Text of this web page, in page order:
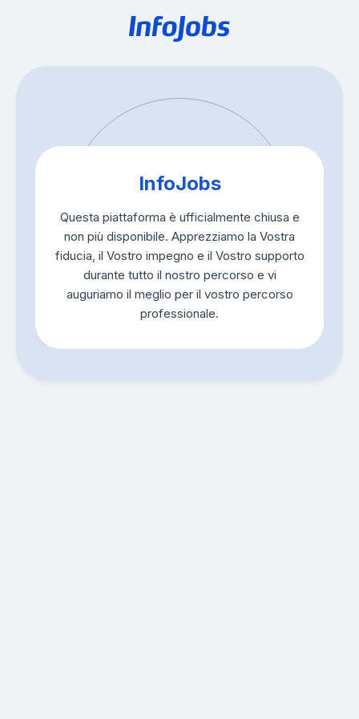
InfoJobs
Questa piattaforma è ufficialmente chiusa e
non più disponibile. Apprezziamo la Vostra
fiducia, il Vostro impegno e il Vostro supporto
durante tutto il nostro percorso e vi
auguriamo il meglio per il vostro percorso
professionale.